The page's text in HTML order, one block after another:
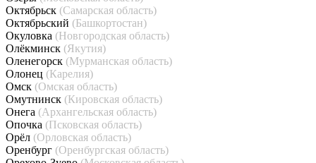
Октябрьск (Самарская область)
Октябрьский (Башкортостан)
Окуловка (Новгородская область)
Олёкминск (Якутия)
Оленегорск (Мурманская область)
Олонец (Карелия)
Омск (Омская область)
Омутнинск (Кировская область)
Онега (Архангельская область)
Опочка (Псковская область)
Орёл (Орловская область)
Оренбург (Оренбургская область)